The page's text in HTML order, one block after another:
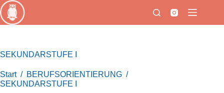
Zum
Inhalt
springen
SEKUNDARSTUFE I
Start / BERUFSORIENTIERUNG /
SEKUNDARSTUFE I